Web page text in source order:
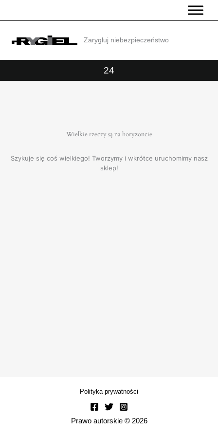
Zarygluj niebezpieczeństwo
24
Wielkie rzeczy są na horyzoncie
Szykuje się coś wielkiego! Tworzymy i wkrótce uruchomimy nasz
sklep!
Polityka prywatności
Prawo autorskie © 2026